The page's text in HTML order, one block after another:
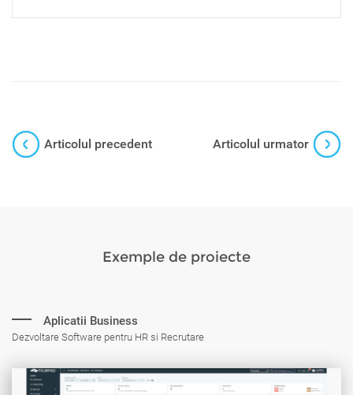
Articolul precedent Articolul urmator
Exemple de proiecte
Aplicatii Business
Dezvoltare Software pentru HR si Recrutare